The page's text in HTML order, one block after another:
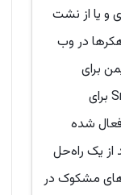
و یا از نشت
در وب
برای
Chrome و Firefox و فیلتر SmartScreen برای
Microsoft Edge و Internet Explorer فعال شده
یک راه‌حل
مشکوک در